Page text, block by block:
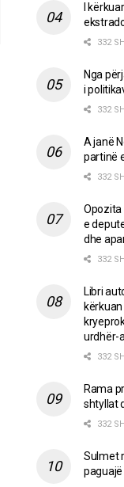
I
332
Nga
i
332
A janë
partinë
332
Opozita
e
dhe
332
Libri
urdhër-
332
Rama
shtyllat
332
Sulmet